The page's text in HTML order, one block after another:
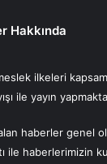
Hakkında
ilkeleri
ile yayın
haberler genel
ile haberlerimizin